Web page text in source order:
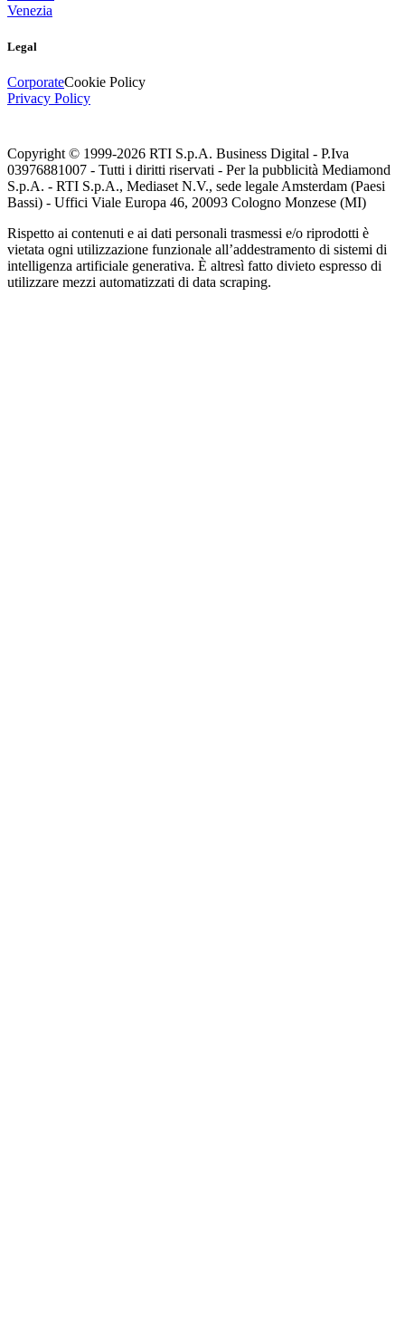
Venezia
Legal
CorporateCookie Policy
Privacy Policy
Copyright © 1999-2026 RTI S.p.A. Business Digital - P.Iva
03976881007 - Tutti i diritti riservati - Per la pubblicità Mediamond
S.p.A. - RTI S.p.A., Mediaset N.V., sede legale Amsterdam (Paesi
Bassi) - Uffici Viale Europa 46, 20093 Cologno Monzese (MI)
Rispetto ai contenuti e ai dati personali trasmessi e/o riprodotti è
vietata ogni utilizzazione funzionale all’addestramento di sistemi di
intelligenza artificiale generativa. È altresì fatto divieto espresso di
utilizzare mezzi automatizzati di data scraping.